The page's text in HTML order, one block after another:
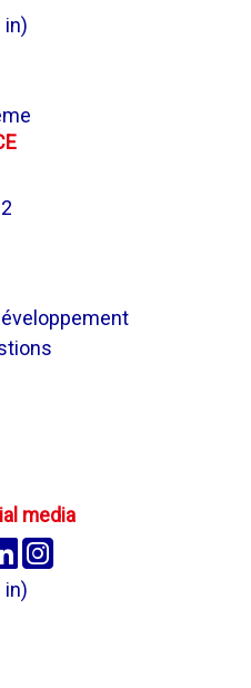
in)
media
Linkedin
in)